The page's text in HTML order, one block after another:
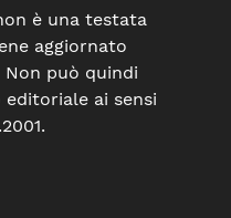
è una testata
aggiornato
può quindi
ai sensi